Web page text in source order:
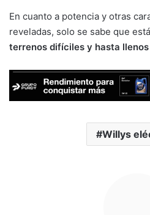
En cuanto a potencia y otras
reveladas, solo se sabe que
terrenos difíciles y hasta
Willys